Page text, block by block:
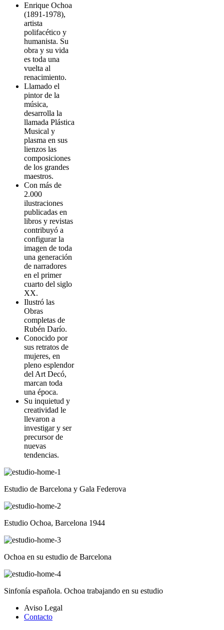
Enrique Ochoa
(1891-1978),
artista
polifacético y
humanista. Su
obra y su vida
es toda una
vuelta al
renacimiento.
Llamado el
pintor de la
música,
desarrolla la
llamada Plástica
Musical y
plasma en sus
lienzos las
composiciones
de los grandes
maestros.
Con más de
2.000
ilustraciones
publicadas en
libros y revistas
contribuyó a
configurar la
imagen de toda
una generación
de narradores
en el primer
cuarto del siglo
XX.
Ilustró las
Obras
completas de
Rubén Darío.
Conocido por
sus retratos de
mujeres, en
pleno esplendor
del Art Decó,
marcan toda
una época.
Su inquietud y
creatividad le
llevaron a
investigar y ser
precursor de
nuevas
tendencias.
Estudio de Barcelona y Gala Federova
Estudio Ochoa, Barcelona 1944
Ochoa en su estudio de Barcelona
Sinfonía española. Ochoa trabajando en su estudio
Aviso Legal
Contacto